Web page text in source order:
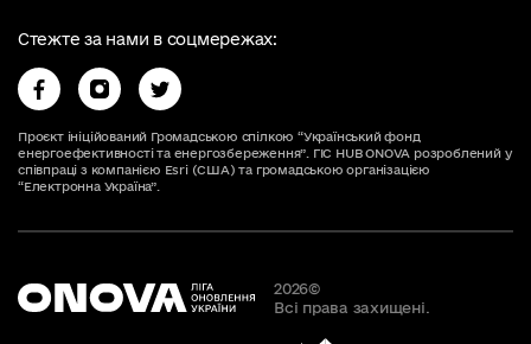
Проєкт ініційований Громадською спілкою “Український фонд
енергоефективності та енергозбереження”. ГІС HUB ONOVA розроблений у
співпраці з компанією Esri (США) та громадською організацією
“Електронна Україна”.
Стежте за нами в соцмережах:
2026©
Всі права захищені.